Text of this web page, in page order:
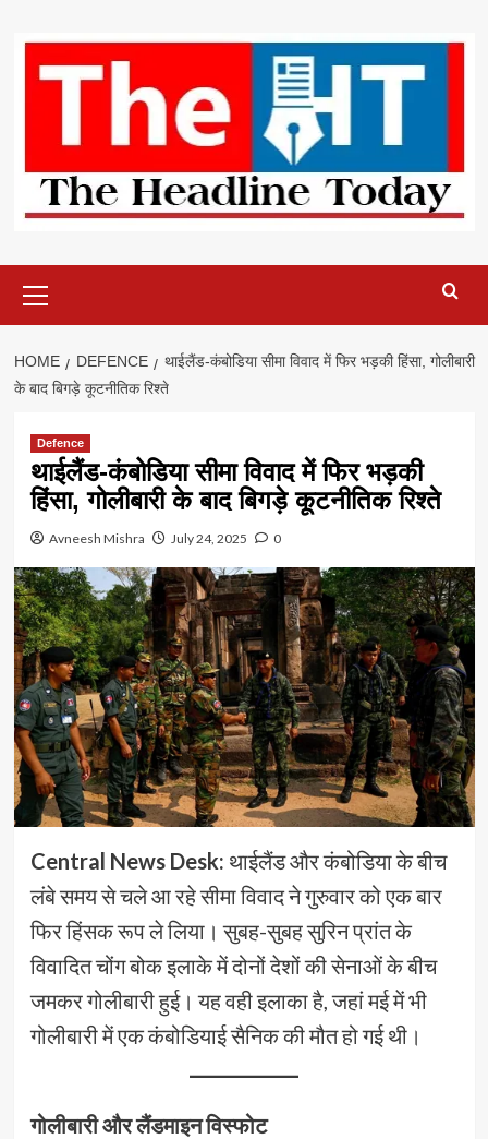
content
Menu
HOME DEFENCE
थाईलैंड-कंबोडिया सीमा विवाद में फिर भड़की हिंसा, गोलीबारी
के बाद बिगड़े कूटनीतिक रिश्ते
Defence
थाईलैंड-कंबोडिया सीमा विवाद में फिर भड़की
हिंसा, गोलीबारी के बाद बिगड़े कूटनीतिक रिश्ते
Avneesh Mishra July 24, 2025 0
Central News Desk: थाईलैंड और कंबोडिया के बीच
लंबे समय से चले आ रहे सीमा विवाद ने गुरुवार को एक बार
फिर हिंसक रूप ले लिया। सुबह-सुबह सुरिन प्रांत के
विवादित चोंग बोक इलाके में दोनों देशों की सेनाओं के बीच
जमकर गोलीबारी हुई। यह वही इलाका है, जहां मई में भी
गोलीबारी में एक कंबोडियाई सैनिक की मौत हो गई थी।
गोलीबारी और लैंडमाइन विस्फोट